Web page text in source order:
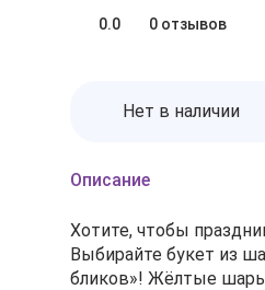
0.0 0 отзывов
Нет в наличии
Описание
Хотите, чтобы
Выбирайте букет из
бликов»! Жёлтые